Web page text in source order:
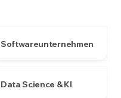
Softwareunternehmen
Data Science & KI